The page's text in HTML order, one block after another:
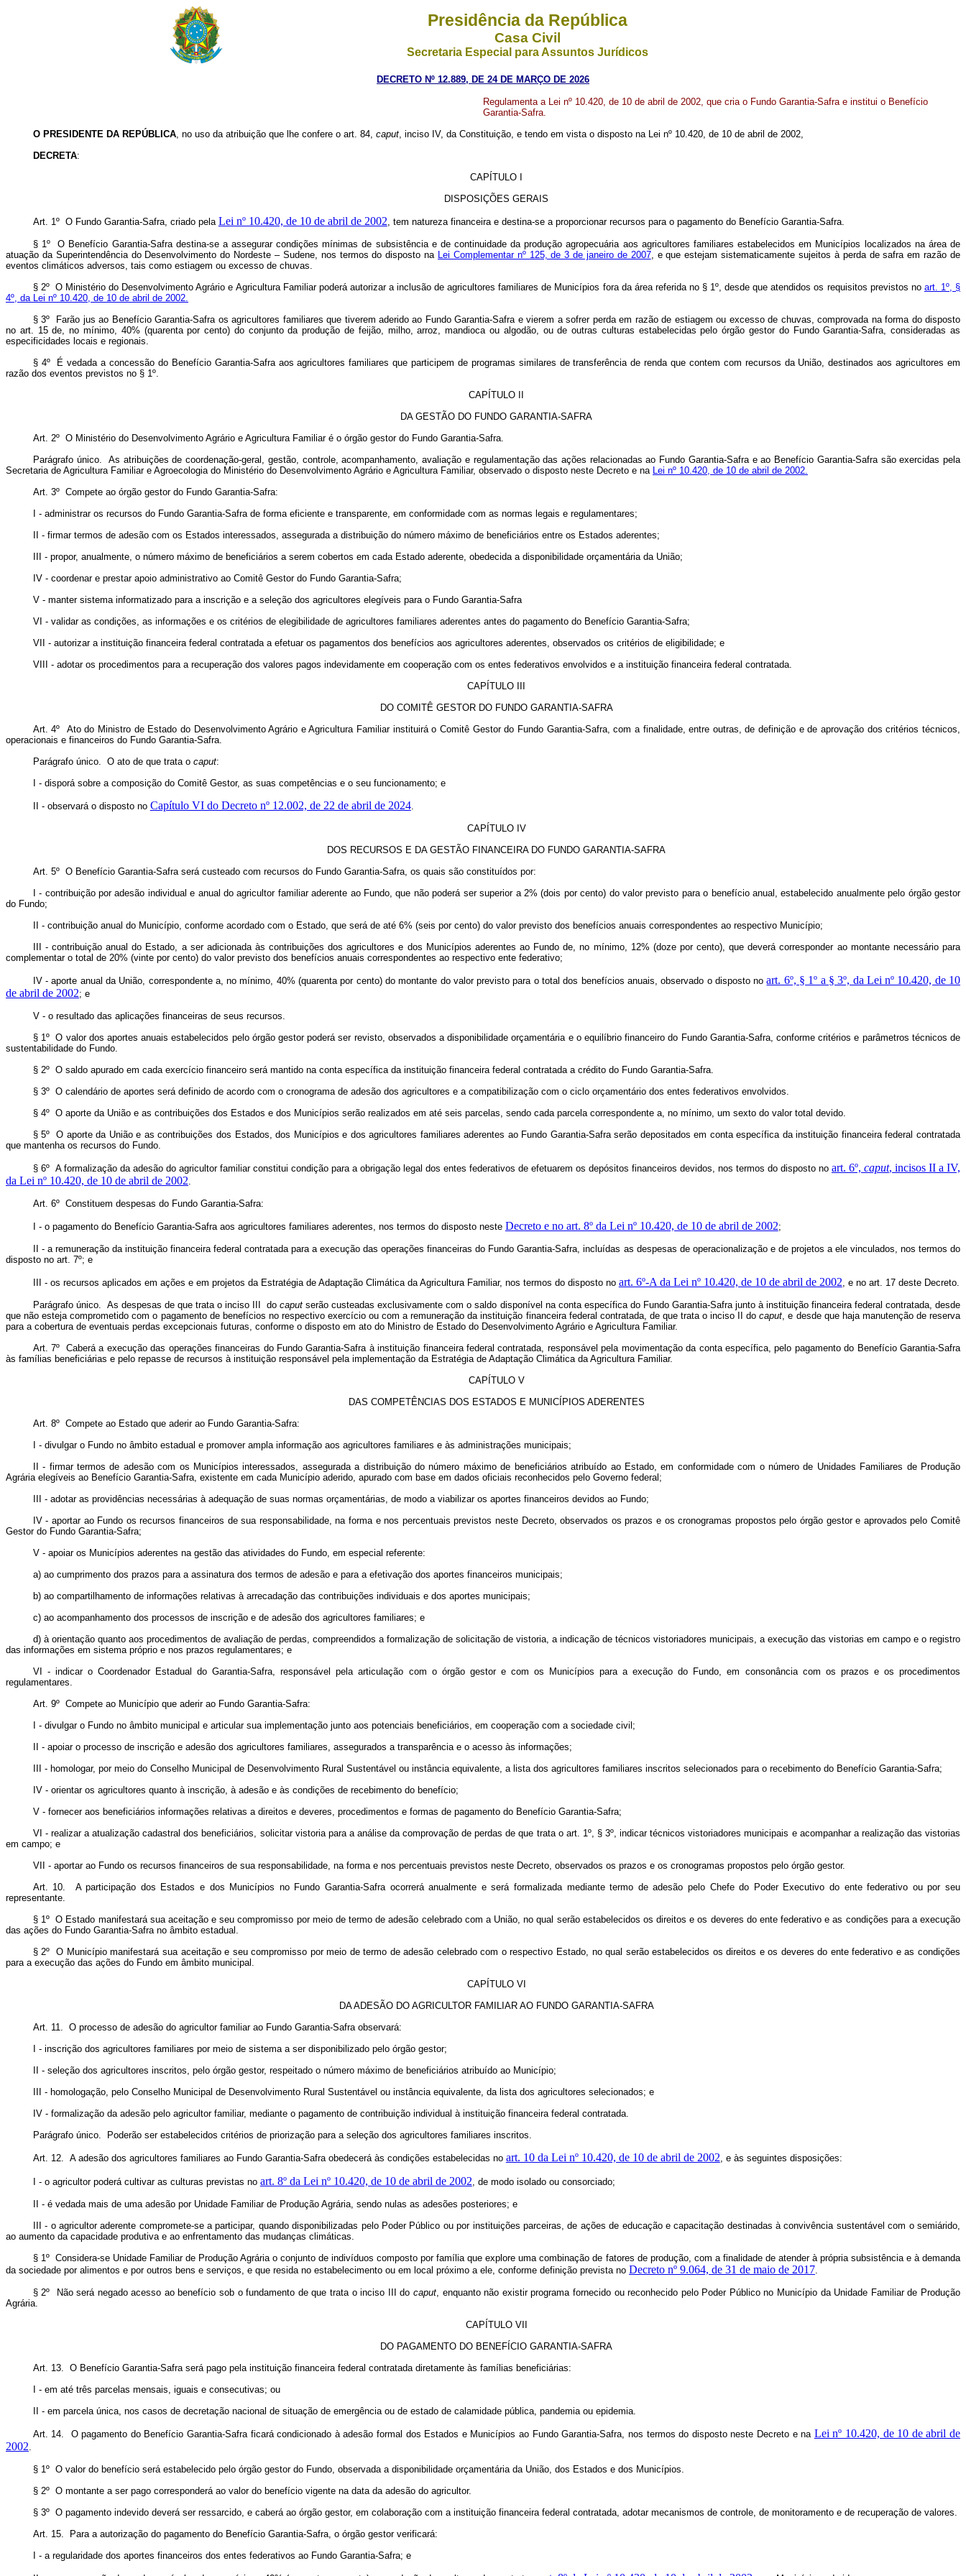
Presidência da República
Casa Civil
Secretaria Especial para Assuntos Jurídicos
DECRETO Nº 12.889, DE 24 DE MARÇO DE 2026
Regulamenta a Lei nº 10.420, de 10 de abril de 2002, que cria o Fundo Garantia-Safra e institui o Benefício
Garantia-Safra.
O PRESIDENTE DA REPÚBLICA, no uso da atribuição que lhe confere o art. 84, caput, inciso IV, da Constituição, e tendo em vista o disposto na Lei nº 10.420, de 10 de abril de 2002,
DECRETA:
CAPÍTULO I
DISPOSIÇÕES GERAIS
Art. 1º O Fundo Garantia-Safra, criado pela Lei nº 10.420, de 10 de abril de 2002, tem natureza financeira e destina-se a proporcionar recursos para o pagamento do Benefício Garantia-Safra.
§ 1º O Benefício Garantia-Safra destina-se a assegurar condições mínimas de subsistência e de continuidade da produção agropecuária aos agricultores familiares estabelecidos em Municípios localizados na área de
atuação da Superintendência do Desenvolvimento do Nordeste – Sudene, nos termos do disposto na Lei Complementar nº 125, de 3 de janeiro de 2007, e que estejam sistematicamente sujeitos à perda de safra em razão de
eventos climáticos adversos, tais como estiagem ou excesso de chuvas.
§ 2º O Ministério do Desenvolvimento Agrário e Agricultura Familiar poderá autorizar a inclusão de agricultores familiares de Municípios fora da área referida no § 1º, desde que atendidos os requisitos previstos no art. 1º, §
4º, da Lei nº 10.420, de 10 de abril de 2002.
§ 3º Farão jus ao Benefício Garantia-Safra os agricultores familiares que tiverem aderido ao Fundo Garantia-Safra e vierem a sofrer perda em razão de estiagem ou excesso de chuvas, comprovada na forma do disposto
no art. 15 de, no mínimo, 40% (quarenta por cento) do conjunto da produção de feijão, milho, arroz, mandioca ou algodão, ou de outras culturas estabelecidas pelo órgão gestor do Fundo Garantia-Safra, consideradas as
especificidades locais e regionais.
§ 4º É vedada a concessão do Benefício Garantia-Safra aos agricultores familiares que participem de programas similares de transferência de renda que contem com recursos da União, destinados aos agricultores em
razão dos eventos previstos no § 1º.
CAPÍTULO II
DA GESTÃO DO FUNDO GARANTIA-SAFRA
Art. 2º O Ministério do Desenvolvimento Agrário e Agricultura Familiar é o órgão gestor do Fundo Garantia-Safra.
Parágrafo único. As atribuições de coordenação-geral, gestão, controle, acompanhamento, avaliação e regulamentação das ações relacionadas ao Fundo Garantia-Safra e ao Benefício Garantia-Safra são exercidas pela
Secretaria de Agricultura Familiar e Agroecologia do Ministério do Desenvolvimento Agrário e Agricultura Familiar, observado o disposto neste Decreto e na Lei nº 10.420, de 10 de abril de 2002.
Art. 3º Compete ao órgão gestor do Fundo Garantia-Safra:
I - administrar os recursos do Fundo Garantia-Safra de forma eficiente e transparente, em conformidade com as normas legais e regulamentares;
II - firmar termos de adesão com os Estados interessados, assegurada a distribuição do número máximo de beneficiários entre os Estados aderentes;
III - propor, anualmente, o número máximo de beneficiários a serem cobertos em cada Estado aderente, obedecida a disponibilidade orçamentária da União;
IV - coordenar e prestar apoio administrativo ao Comitê Gestor do Fundo Garantia-Safra;
V - manter sistema informatizado para a inscrição e a seleção dos agricultores elegíveis para o Fundo Garantia-Safra
VI - validar as condições, as informações e os critérios de elegibilidade de agricultores familiares aderentes antes do pagamento do Benefício Garantia-Safra;
VII - autorizar a instituição financeira federal contratada a efetuar os pagamentos dos benefícios aos agricultores aderentes, observados os critérios de eligibilidade; e
VIII - adotar os procedimentos para a recuperação dos valores pagos indevidamente em cooperação com os entes federativos envolvidos e a instituição financeira federal contratada.
CAPÍTULO III
DO COMITÊ GESTOR DO FUNDO GARANTIA-SAFRA
Art. 4º Ato do Ministro de Estado do Desenvolvimento Agrário e Agricultura Familiar instituirá o Comitê Gestor do Fundo Garantia-Safra, com a finalidade, entre outras, de definição e de aprovação dos critérios técnicos,
operacionais e financeiros do Fundo Garantia-Safra.
Parágrafo único. O ato de que trata o caput:
I - disporá sobre a composição do Comitê Gestor, as suas competências e o seu funcionamento; e
II - observará o disposto no Capítulo VI do Decreto nº 12.002, de 22 de abril de 2024.
CAPÍTULO IV
DOS RECURSOS E DA GESTÃO FINANCEIRA DO FUNDO GARANTIA-SAFRA
Art. 5º O Benefício Garantia-Safra será custeado com recursos do Fundo Garantia-Safra, os quais são constituídos por:
I - contribuição por adesão individual e anual do agricultor familiar aderente ao Fundo, que não poderá ser superior a 2% (dois por cento) do valor previsto para o benefício anual, estabelecido anualmente pelo órgão gestor
do Fundo;
II - contribuição anual do Município, conforme acordado com o Estado, que será de até 6% (seis por cento) do valor previsto dos benefícios anuais correspondentes ao respectivo Município;
III - contribuição anual do Estado, a ser adicionada às contribuições dos agricultores e dos Municípios aderentes ao Fundo de, no mínimo, 12% (doze por cento), que deverá corresponder ao montante necessário para
complementar o total de 20% (vinte por cento) do valor previsto dos benefícios anuais correspondentes ao respectivo ente federativo;
IV - aporte anual da União, correspondente a, no mínimo, 40% (quarenta por cento) do montante do valor previsto para o total dos benefícios anuais, observado o disposto noart. 6º, § 1º a § 3º, da Lei nº 10.420, de 10
de abril de 2002; e
V - o resultado das aplicações financeiras de seus recursos.
§ 1º O valor dos aportes anuais estabelecidos pelo órgão gestor poderá ser revisto, observados a disponibilidade orçamentária e o equilíbrio financeiro do Fundo Garantia-Safra, conforme critérios e parâmetros técnicos de
sustentabilidade do Fundo.
§ 2º O saldo apurado em cada exercício financeiro será mantido na conta específica da instituição financeira federal contratada a crédito do Fundo Garantia-Safra.
§ 3º O calendário de aportes será definido de acordo com o cronograma de adesão dos agricultores e a compatibilização com o ciclo orçamentário dos entes federativos envolvidos.
§ 4º O aporte da União e as contribuições dos Estados e dos Municípios serão realizados em até seis parcelas, sendo cada parcela correspondente a, no mínimo, um sexto do valor total devido.
§ 5º O aporte da União e as contribuições dos Estados, dos Municípios e dos agricultores familiares aderentes ao Fundo Garantia-Safra serão depositados em conta específica da instituição financeira federal contratada
que mantenha os recursos do Fundo.
§ 6º A formalização da adesão do agricultor familiar constitui condição para a obrigação legal dos entes federativos de efetuarem os depósitos financeiros devidos, nos termos do disposto no art. 6º, caput, incisos II a IV,
da Lei nº 10.420, de 10 de abril de 2002.
Art. 6º Constituem despesas do Fundo Garantia-Safra:
I - o pagamento do Benefício Garantia-Safra aos agricultores familiares aderentes, nos termos do disposto neste Decreto e no art. 8º da Lei nº 10.420, de 10 de abril de 2002;
II - a remuneração da instituição financeira federal contratada para a execução das operações financeiras do Fundo Garantia-Safra, incluídas as despesas de operacionalização e de projetos a ele vinculados, nos termos do
disposto no art. 7º; e
III - os recursos aplicados em ações e em projetos da Estratégia de Adaptação Climática da Agricultura Familiar, nos termos do disposto no art. 6º-A da Lei nº 10.420, de 10 de abril de 2002, e no art. 17 deste Decreto.
Parágrafo único. As despesas de que trata o inciso III docaput serão custeadas exclusivamente com o saldo disponível na conta específica do Fundo Garantia-Safra junto à instituição financeira federal contratada, desde
que não esteja comprometido com o pagamento de benefícios no respectivo exercício ou com a remuneração da instituição financeira federal contratada, de que trata o inciso II docaput, e desde que haja manutenção de reserva
para a cobertura de eventuais perdas excepcionais futuras, conforme o disposto em ato do Ministro de Estado do Desenvolvimento Agrário e Agricultura Familiar.
Art. 7º Caberá a execução das operações financeiras do Fundo Garantia-Safra à instituição financeira federal contratada, responsável pela movimentação da conta específica, pelo pagamento do Benefício Garantia-Safra
às famílias beneficiárias e pelo repasse de recursos à instituição responsável pela implementação da Estratégia de Adaptação Climática da Agricultura Familiar.
CAPÍTULO V
DAS COMPETÊNCIAS DOS ESTADOS E MUNICÍPIOS ADERENTES
Art. 8º Compete ao Estado que aderir ao Fundo Garantia-Safra:
I - divulgar o Fundo no âmbito estadual e promover ampla informação aos agricultores familiares e às administrações municipais;
II - firmar termos de adesão com os Municípios interessados, assegurada a distribuição do número máximo de beneficiários atribuído ao Estado, em conformidade com o número de Unidades Familiares de Produção
Agrária elegíveis ao Benefício Garantia-Safra, existente em cada Município aderido, apurado com base em dados oficiais reconhecidos pelo Governo federal;
III - adotar as providências necessárias à adequação de suas normas orçamentárias, de modo a viabilizar os aportes financeiros devidos ao Fundo;
IV - aportar ao Fundo os recursos financeiros de sua responsabilidade, na forma e nos percentuais previstos neste Decreto, observados os prazos e os cronogramas propostos pelo órgão gestor e aprovados pelo Comitê
Gestor do Fundo Garantia-Safra;
V - apoiar os Municípios aderentes na gestão das atividades do Fundo, em especial referente:
a) ao cumprimento dos prazos para a assinatura dos termos de adesão e para a efetivação dos aportes financeiros municipais;
b) ao compartilhamento de informações relativas à arrecadação das contribuições individuais e dos aportes municipais;
c) ao acompanhamento dos processos de inscrição e de adesão dos agricultores familiares; e
d) à orientação quanto aos procedimentos de avaliação de perdas, compreendidos a formalização de solicitação de vistoria, a indicação de técnicos vistoriadores municipais, a execução das vistorias em campo e o registro
das informações em sistema próprio e nos prazos regulamentares; e
VI - indicar o Coordenador Estadual do Garantia-Safra, responsável pela articulação com o órgão gestor e com os Municípios para a execução do Fundo, em consonância com os prazos e os procedimentos
regulamentares.
Art. 9º Compete ao Município que aderir ao Fundo Garantia-Safra:
I - divulgar o Fundo no âmbito municipal e articular sua implementação junto aos potenciais beneficiários, em cooperação com a sociedade civil;
II - apoiar o processo de inscrição e adesão dos agricultores familiares, assegurados a transparência e o acesso às informações;
III - homologar, por meio do Conselho Municipal de Desenvolvimento Rural Sustentável ou instância equivalente, a lista dos agricultores familiares inscritos selecionados para o recebimento do Benefício Garantia-Safra;
IV - orientar os agricultores quanto à inscrição, à adesão e às condições de recebimento do benefício;
V - fornecer aos beneficiários informações relativas a direitos e deveres, procedimentos e formas de pagamento do Benefício Garantia-Safra;
VI - realizar a atualização cadastral dos beneficiários, solicitar vistoria para a análise da comprovação de perdas de que trata o art. 1º, § 3º, indicar técnicos vistoriadores municipais e acompanhar a realização das vistorias
em campo; e
VII - aportar ao Fundo os recursos financeiros de sua responsabilidade, na forma e nos percentuais previstos neste Decreto, observados os prazos e os cronogramas propostos pelo órgão gestor.
Art. 10. A participação dos Estados e dos Municípios no Fundo Garantia-Safra ocorrerá anualmente e será formalizada mediante termo de adesão pelo Chefe do Poder Executivo do ente federativo ou por seu
representante.
§ 1º O Estado manifestará sua aceitação e seu compromisso por meio de termo de adesão celebrado com a União, no qual serão estabelecidos os direitos e os deveres do ente federativo e as condições para a execução
das ações do Fundo Garantia-Safrano âmbito estadual.
§ 2º O Município manifestará sua aceitação e seu compromisso por meio de termo de adesão celebrado com o respectivo Estado, no qual serão estabelecidos os direitos e os deveres do ente federativo e as condições
para a execução das ações do Fundo em âmbito municipal.
CAPÍTULO VI
DA ADESÃO DO AGRICULTOR FAMILIAR AO FUNDO GARANTIA-SAFRA
Art. 11. O processo de adesão do agricultor familiar ao Fundo Garantia-Safra observará:
I - inscrição dos agricultores familiares por meio de sistema a ser disponibilizado pelo órgão gestor;
II - seleção dos agricultores inscritos, pelo órgão gestor, respeitado o número máximo de beneficiários atribuído ao Município;
III - homologação, pelo Conselho Municipal de Desenvolvimento Rural Sustentável ou instância equivalente, da lista dos agricultores selecionados; e
IV - formalização da adesão pelo agricultor familiar, mediante o pagamento de contribuição individual à instituição financeira federal contratada.
Parágrafo único. Poderão ser estabelecidos critérios de priorização para a seleção dos agricultores familiares inscritos.
Art. 12. A adesão dos agricultores familiares ao Fundo Garantia-Safra obedecerá às condições estabelecidas no art. 10 da Lei nº 10.420, de 10 de abril de 2002, e às seguintes disposições:
I - o agricultor poderá cultivar as culturas previstas no art. 8º da Lei nº 10.420, de 10 de abril de 2002, de modo isolado ou consorciado;
II - é vedada mais de uma adesão por Unidade Familiar de Produção Agrária, sendo nulas as adesões posteriores; e
III - o agricultor aderente compromete-se a participar, quando disponibilizadas pelo Poder Público ou por instituições parceiras, de ações de educação e capacitação destinadas à convivência sustentável com o semiárido,
ao aumento da capacidade produtiva e ao enfrentamento das mudanças climáticas.
§ 1º Considera-se Unidade Familiar de Produção Agrária o conjunto de indivíduos composto por família que explore uma combinação de fatores de produção, com a finalidade de atender à própria subsistência e à demanda
da sociedade por alimentos e por outros bens e serviços, e que resida no estabelecimento ou em local próximo a ele, conforme definição prevista no Decreto nº 9.064, de 31 de maio de 2017.
§ 2º Não será negado acesso ao benefício sob o fundamento de que trata o inciso III do caput, enquanto não existir programa fornecido ou reconhecido pelo Poder Público no Município da Unidade Familiar de Produção
Agrária.
CAPÍTULO VII
DO PAGAMENTO DO BENEFÍCIO GARANTIA-SAFRA
Art. 13. O Benefício Garantia-Safra será pago pela instituição financeira federal contratada diretamente às famílias beneficiárias:
I - em até três parcelas mensais, iguais e consecutivas; ou
II - em parcela única, nos casos de decretação nacional de situação de emergência ou de estado de calamidade pública, pandemia ou epidemia.
Art. 14. O pagamento do Benefício Garantia-Safra ficará condicionado à adesão formal dos Estados e Municípios ao Fundo Garantia-Safra, nos termos do disposto neste Decreto e na Lei nº 10.420, de 10 de abril de
2002.
§ 1º O valor do benefício será estabelecido pelo órgão gestor do Fundo, observada a disponibilidade orçamentária da União, dos Estados e dos Municípios.
§ 2º O montante a ser pago corresponderá ao valor do benefício vigente na data da adesão do agricultor.
§ 3º O pagamento indevido deverá ser ressarcido, e caberá ao órgão gestor, em colaboração com a instituição financeira federal contratada, adotar mecanismos de controle, de monitoramento e de recuperação de valores.
Art. 15. Para a autorização do pagamento do Benefício Garantia-Safra, o órgão gestor verificará:
I - a regularidade dos aportes financeiros dos entes federativos ao Fundo Garantia-Safra; e